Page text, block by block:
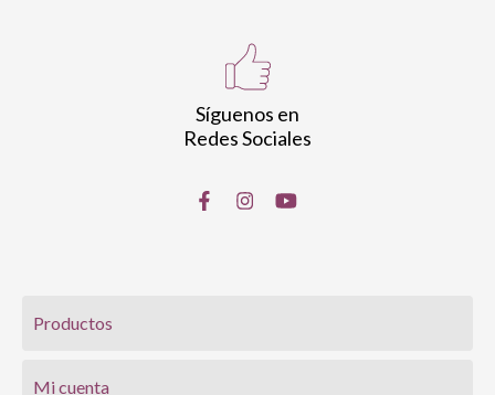
Síguenos en
Redes Sociales
Productos
Mi cuenta